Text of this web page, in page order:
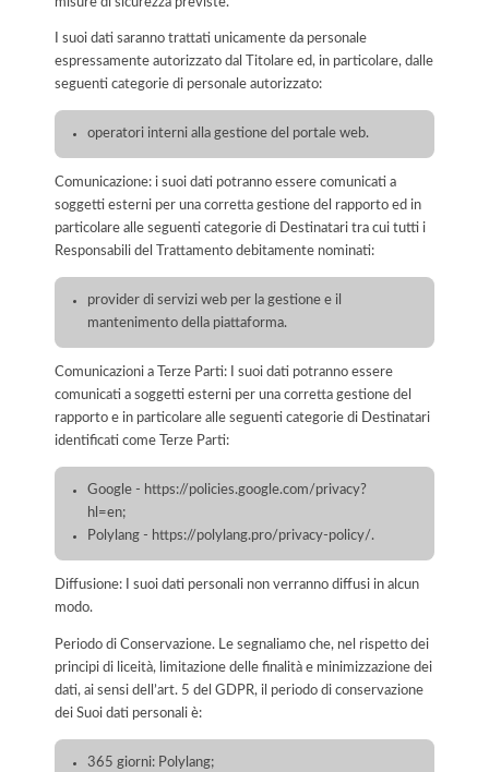
I suoi dati saranno trattati unicamente da personale
espressamente autorizzato dal Titolare ed, in particolare, dalle
seguenti categorie di personale autorizzato:
operatori interni alla gestione del portale web.
Comunicazione: i suoi dati potranno essere comunicati a
soggetti esterni per una corretta gestione del rapporto ed in
particolare alle seguenti categorie di Destinatari tra cui tutti i
Responsabili del Trattamento debitamente nominati:
provider di servizi web per la gestione e il
mantenimento della piattaforma.
Comunicazioni a Terze Parti: I suoi dati potranno essere
comunicati a soggetti esterni per una corretta gestione del
rapporto e in particolare alle seguenti categorie di Destinatari
identificati come Terze Parti:
Google - https://policies.google.com/privacy?
hl=en;
Polylang - https://polylang.pro/privacy-policy/.
Diffusione: I suoi dati personali non verranno diffusi in alcun
modo.
Periodo di Conservazione. Le segnaliamo che, nel rispetto dei
principi di liceità, limitazione delle finalità e minimizzazione dei
dati, ai sensi dell’art. 5 del GDPR, il periodo di conservazione
dei Suoi dati personali è:
365 giorni: Polylang;